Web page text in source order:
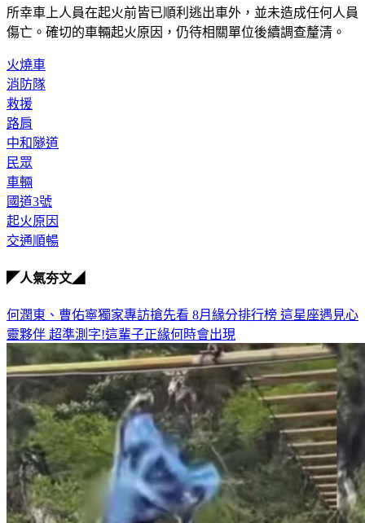
所幸車上人員在起火前皆已順利逃出車外，並未造成任何人員
火燒車
消防隊
救援
路肩
中和隧道
民眾
車輛
國道3號
起火原因
何潤東、曹佑寧獨家專訪搶先看8月緣分排行榜 這星座遇見心
靈夥伴
超準測字!這輩子正緣何時會出現